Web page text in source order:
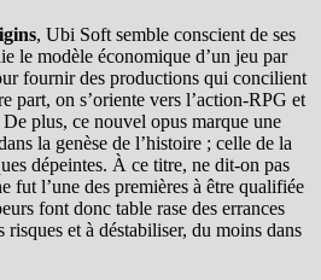
, Ubi Soft semble conscient de ses
le modèle économique d’un jeu par
fournir des productions qui concilient
part, on s’oriente vers l’action-RPG et
plus, ce nouvel opus marque une
la genèse de l’histoire ; celle de la
dépeintes. À ce titre, ne dit-on pas
fut l’une des premières à être qualifiée
font donc table rase des errances
risques et à déstabiliser, du moins dans